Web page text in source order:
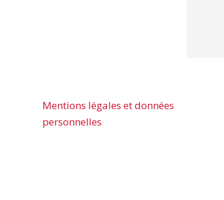
Mentions légales et données
personnelles